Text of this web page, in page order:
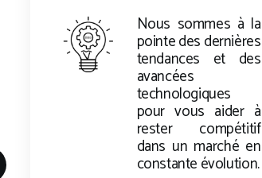
Nous sommes à la
pointe des dernières
tendances et des
avancées
technologiques
pour vous aider à
rester compétitif
dans un marché en
constante évolution.